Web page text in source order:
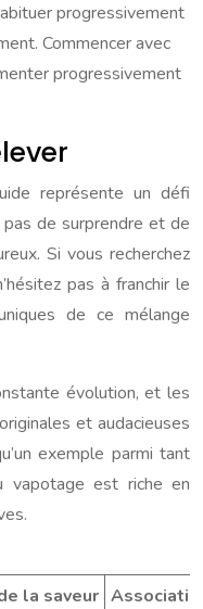
progressivement
Commencer avec
progressivement
représente un défi
pas de surprendre et de
Si vous recherchez
pas à franchir le
de ce mélange
évolution, et les
et audacieuses
exemple parmi tant
vapotage est riche en
la saveur